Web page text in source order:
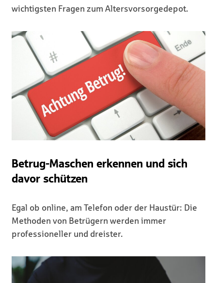
wichtigsten Fragen zum Altersvorsorgedepot.
Betrug-Maschen erkennen und sich
davor schützen
Egal ob online, am Telefon oder der Haustür: Die
Methoden von Betrügern werden immer
professioneller und dreister.